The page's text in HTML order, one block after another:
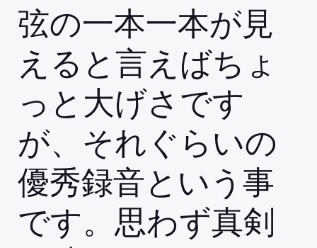
弦の一本一本が見
えると言えばちょ
っと大げさです
が、それぐらいの
優秀録音という事
です。思わず真剣